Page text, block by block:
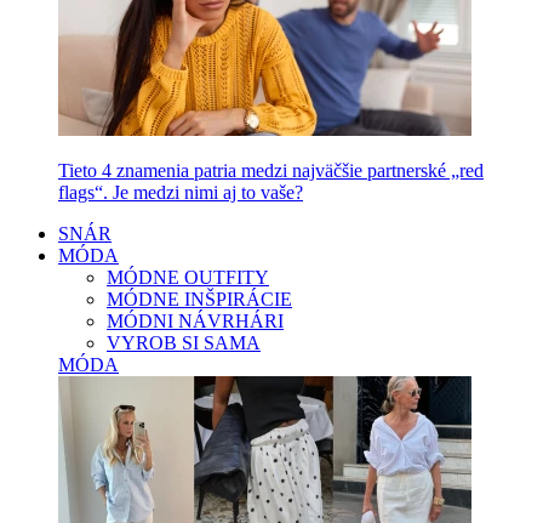
Tieto 4 znamenia patria medzi najväčšie partnerské „red
flags“. Je medzi nimi aj to vaše?
SNÁR
MÓDA
MÓDNE OUTFITY
MÓDNE INŠPIRÁCIE
MÓDNI NÁVRHÁRI
VYROB SI SAMA
MÓDA